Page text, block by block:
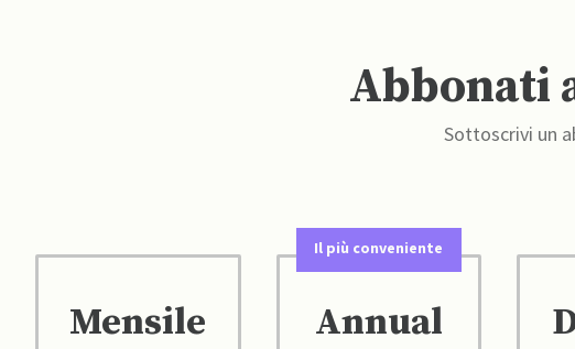
Abbonati
Sottoscrivi un
Mensile
Il più conveniente
Annual